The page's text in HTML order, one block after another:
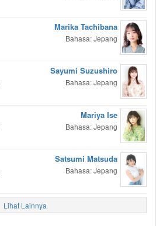
Marika Tachibana
Bahasa: Jepang
Sayumi Suzushiro
Bahasa: Jepang
Mariya Ise
Bahasa: Jepang
Satsumi Matsuda
Bahasa: Jepang
Lihat Lainnya